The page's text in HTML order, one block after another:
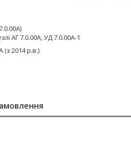
АГ 7.0.00А, УД 7.0.00А-1
(з 2014 р.в.)